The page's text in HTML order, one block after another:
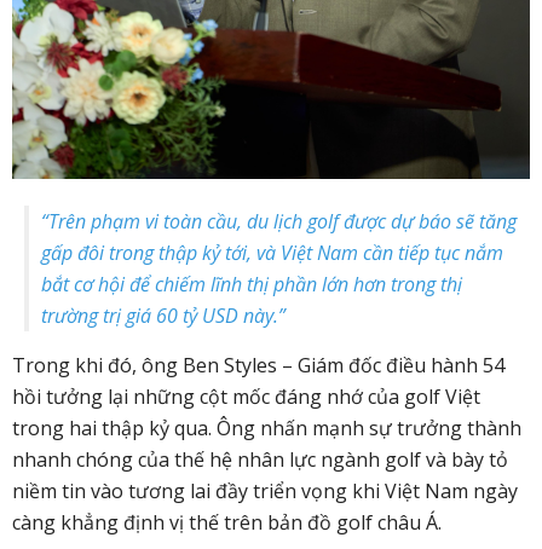
“Trên phạm vi toàn cầu, du lịch golf được dự báo sẽ tăng
gấp đôi trong thập kỷ tới, và Việt Nam cần tiếp tục nắm
bắt cơ hội để chiếm lĩnh thị phần lớn hơn trong thị
trường trị giá 60 tỷ USD này.”
Trong khi đó, ông Ben Styles – Giám đốc điều hành 54
hồi tưởng lại những cột mốc đáng nhớ của golf Việt
trong hai thập kỷ qua. Ông nhấn mạnh sự trưởng thành
nhanh chóng của thế hệ nhân lực ngành golf và bày tỏ
niềm tin vào tương lai đầy triển vọng khi Việt Nam ngày
càng khẳng định vị thế trên bản đồ golf châu Á.